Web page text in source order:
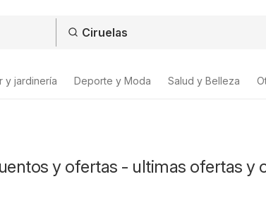
y jardinería Deporte y Moda Salud y Belleza
y ofertas - ultimas ofertas y